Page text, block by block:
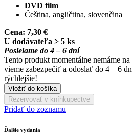
DVD film
Čeština, angličtina, slovenčina
Cena: 7,30 €
U dodávateľa > 5 ks
Posielame do 4 – 6 dní
Tento produkt momentálne nemáme
vieme zabezpečiť a odoslať do 4 – 6
rýchlejšie!
Vložiť do košíka
Rezervovať v kníhkupectve
Pridať do zoznamu
Ďalšie vydania